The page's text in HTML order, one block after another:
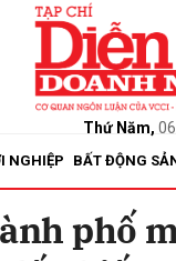
Thứ Năm,
NGHIỆP BẤT ĐỘNG
phố